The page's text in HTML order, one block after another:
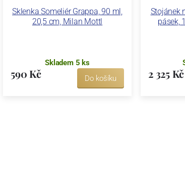
Sklenka Someliér Grappa, 90 ml,
20,5 cm, Milan Mottl
Skladem 5 ks
590 Kč Do košíku
Stojánek
pásek,
2 325 Kč